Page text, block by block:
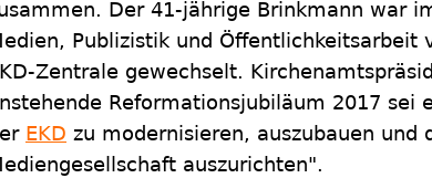
Der 41-jährige Brinkmann war
Publizistik und Öffentlichkeitsarbeit
Zentrale gewechselt.
Reformationsjubiläum 2017 sei
EKD zu modernisieren, auszubauen
auszurichten".